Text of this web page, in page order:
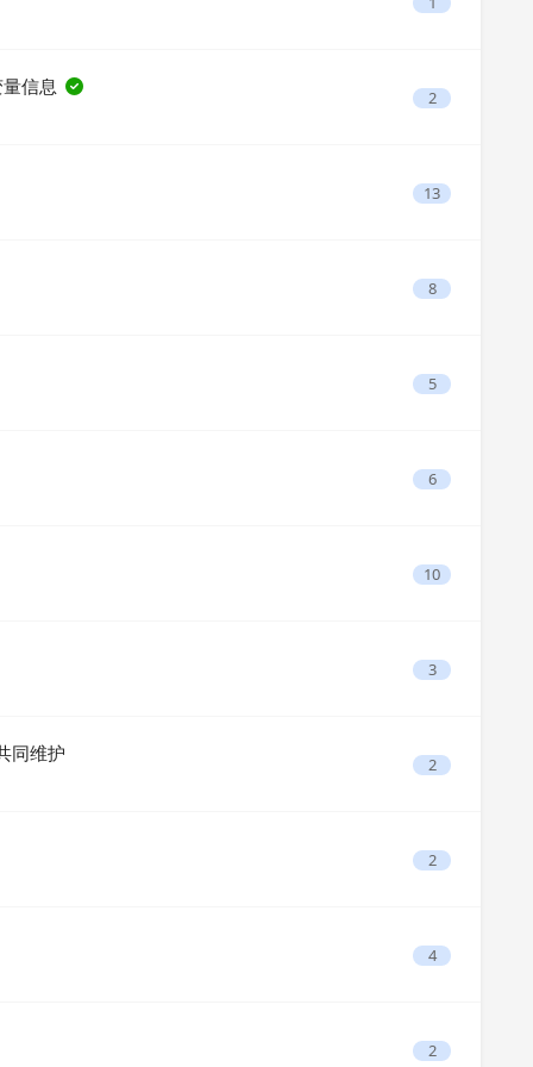
信息 2
13
8
5
6
10
3
同维护 2
2
4
2